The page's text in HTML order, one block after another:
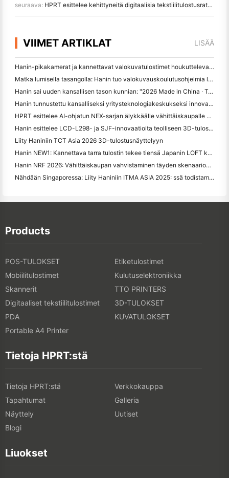
seuraava: HPRT esittelee kehittyneitä digitaalisia tekstiilitulostusratkaisuja ITMA Asia 2023 -messuilla
VIIMET ARTIKLAT LISÄÄ
Hanin-pikakamerat ja kannettavat valokuvatulostimet houkuttelevat voimakasta kiinnostusta IEAE Shenzhenissä 2026
Matka lumisella tasangolla: Hanin tuo valokuvauskoulutusohjelmia lapsille Qamdossa
Hanin sai uuden kansallisen tason kunnian: "2026 Made in China · Trusted Brand by Consumers"
Hanin tunnustettu kansalliseksi yritysteknologiakeskukseksi innovaatiojohtamiseksi
HPRT esittelee AI-ohjatun NEX-sarjan älykkäälle vähittäiskaupalle CHINASHOP 2026
Hanin esittelee LCD-L298- ja SJF-innovaatioita teolliseen 3D-tulostukseen TCT Asia 2026 -konferenssissa
Liity Haniniin TCT Asia 2026 3D-tulostusnäyttelyyn
Hanin NEW1: Kannettava tarra tulostin tekee tiensä Japanin LOFT kauppoja
Hanin NRF 2026: Vähittäiskaupan vahvistaminen täyden skenaarion älykkäillä tulostusratkaisuilla
Nähdään Singaporessa: Liity Haniniin ITMA ASIA 2025: ssä todistamaan uusinta digitaalista tulostusteknologiaa
Products
POS-TULOKSET
Etiketulostimet
Mobiilitulostimet
Kulutuselektroniikka
Skannerit
TTO PRINTERS
Digitaaliset tekstiilitulostimet
3D-TULOKSET
PDA
KUVATULOKSET
Portable A4 Printer
Tietoja HPRT:stä
Tietoja HPRT:stä
Verkkokauppa
Tapahtumat
Galleria
Näyttely
Uutiset
Blogi
Liuokset